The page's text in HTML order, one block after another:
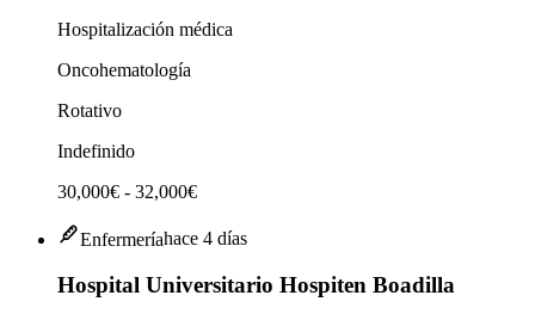
Hospitalización médica
Oncohematología
Rotativo
Indefinido
30,000€ - 32,000€
Enfermeríahace 4 días
Hospital Universitario Hospiten Boadilla